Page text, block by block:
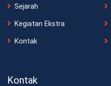
Sejarah
Kegiatan Ekstra
Kontak
Kontak